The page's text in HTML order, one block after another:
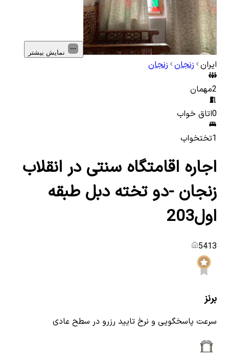
نمایش بیشتر
ایران زنجان زنجان
2مهمان
0اتاق خواب
1تختخواب
اجاره اقامتگاه سنتی در انقلاب
زنجان -دو تخته دبل طبقه
اول203
5413
برنز
سرعت پاسخگویی و نرخ تایید رزرو در سطح عادی